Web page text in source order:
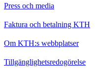
Press och media
Faktura och betalning KTH
Om KTH:s webbplatser
Tillgänglighetsredogörelse